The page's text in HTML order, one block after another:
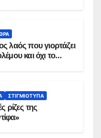
λαός που γιορτάζει
και όχι το
ΣΤΙΓΜΙΌΤΥΠΑ
ρίζες της